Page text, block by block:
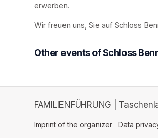
erwerben.
Wir freuen uns, Sie auf Schloss
Other events of Schloss
FAMILIENFÜHRUNG |
Imprint of the organizer (opens in a
Data